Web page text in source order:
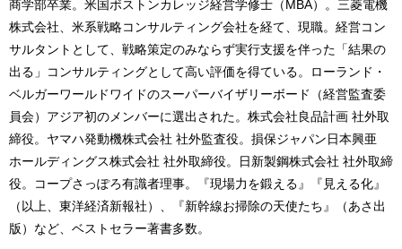
商学部卒業。米国ボストンカレッジ経営学修士（MBA）。三菱電機
株式会社、米系戦略コンサルティング会社を経て、現職。経営コン
サルタントとして、戦略策定のみならず実行支援を伴った「結果の
出る」コンサルティングとして高い評価を得ている。ローランド・
ベルガーワールドワイドのスーパーバイザリーボード（経営監査委
員会）アジア初のメンバーに選出された。株式会社良品計画 社外取
締役。ヤマハ発動機株式会社 社外監査役。損保ジャパン日本興亜
ホールディングス株式会社 社外取締役。日新製鋼株式会社 社外取締
役。コープさっぽろ有識者理事。『現場力を鍛える』『見える化』
（以上、東洋経済新報社）、『新幹線お掃除の天使たち』（あさ出
版）など、ベストセラー著書多数。